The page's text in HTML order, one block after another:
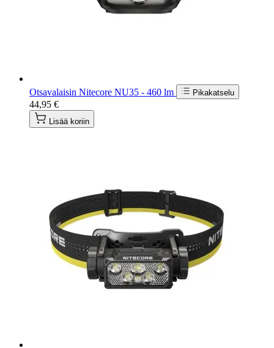
Otsavalaisin Nitecore NU35 - 460 lm Pikakatselu
44,95 €
Lisää koriin